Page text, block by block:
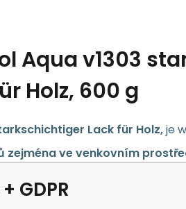
Aqua v1303
Holz, 600 g
Lack für Holz,je
ve venkovním
filmu je dokonale pružný.
GDPR